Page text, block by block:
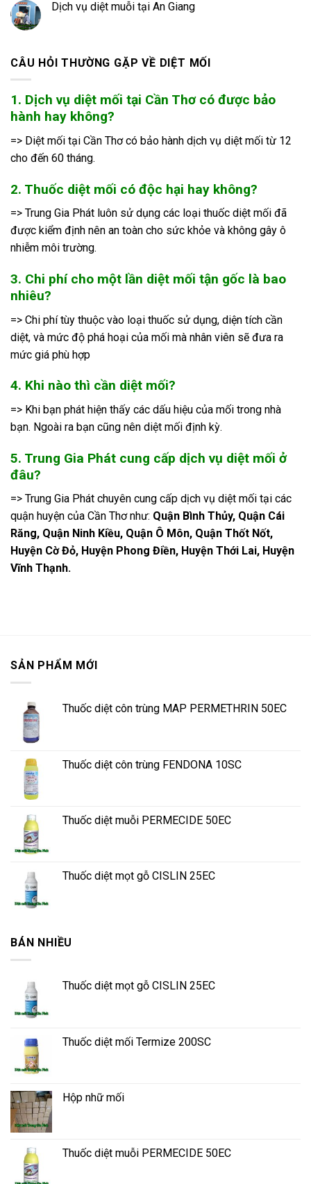
Dịch vụ diệt muỗi tại An Giang
CÂU HỎI THƯỜNG GẶP VỀ DIỆT MỐI
1. Dịch vụ diệt mối tại Cần Thơ có được bảo
hành hay không?
=> Diệt mối tại Cần Thơ có bảo hành dịch vụ diệt mối từ 12
cho đến 60 tháng.
2. Thuốc diệt mối có độc hại hay không?
=> Trung Gia Phát luôn sử dụng các loại thuốc diệt mối đã
được kiểm định nên an toàn cho sức khỏe và không gây ô
nhiễm môi trường.
3. Chi phí cho một lần diệt mối tận gốc là bao
nhiêu?
=> Chi phí tùy thuộc vào loại thuốc sử dụng, diện tích cần
diệt, và mức độ phá hoại của mối mà nhân viên sẽ đưa ra
mức giá phù hợp
4. Khi nào thì cần diệt mối?
=> Khi bạn phát hiện thấy các dấu hiệu của mối trong nhà
bạn. Ngoài ra bạn cũng nên diệt mối định kỳ.
5. Trung Gia Phát cung cấp dịch vụ diệt mối ở
đâu?
=> Trung Gia Phát chuyên cung cấp dịch vụ diệt mối tại các
quận huyện của Cần Thơ như: Quận Bình Thủy, Quận Cái
Răng, Quận Ninh Kiều, Quận Ô Môn, Quận Thốt Nốt,
Huyện Cờ Đỏ, Huyện Phong Điền, Huyện Thới Lai, Huyện
Vĩnh Thạnh.
SẢN PHẨM MỚI
Thuốc diệt côn trùng MAP PERMETHRIN 50EC
Thuốc diệt côn trùng FENDONA 10SC
Thuốc diệt muỗi PERMECIDE 50EC
Thuốc diệt mọt gỗ CISLIN 25EC
BÁN NHIỀU
Thuốc diệt mọt gỗ CISLIN 25EC
Thuốc diệt mối Termize 200SC
Hộp nhữ mối
Thuốc diệt muỗi PERMECIDE 50EC